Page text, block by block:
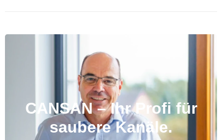
CANSAN – Ihr Profi für
saubere Kanäle.